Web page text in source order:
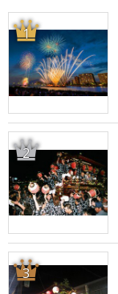
1
2
3